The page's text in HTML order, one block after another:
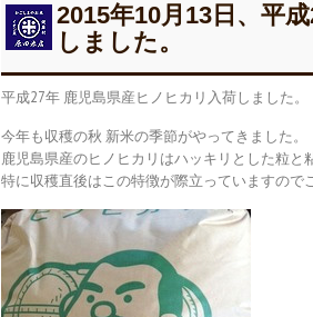
2015年10月13日、平
しました。
平成27年 鹿児島県産ヒノヒカリ入荷しました。
今年も収穫の秋 新米の季節がやってきました。
鹿児島県産のヒノヒカリはハッキリとした粒と
特に収穫直後はこの特徴が際立っていますので